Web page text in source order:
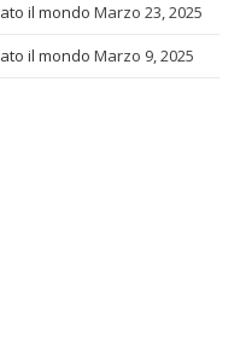
il mondo Marzo 23, 2025
il mondo Marzo 9, 2025